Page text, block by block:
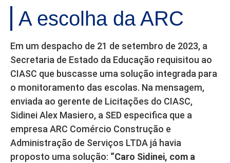
A escolha da ARC
Em um despacho de 21 de setembro de 2023, a
Secretaria de Estado da Educação requisitou ao
CIASC que buscasse uma solução integrada para
o monitoramento das escolas. Na mensagem,
enviada ao gerente de Licitações do CIASC,
Sidinei Alex Masiero, a SED especifica que a
empresa ARC Comércio Construção e
Administração de Serviços LTDA já havia
proposto uma solução: “Caro Sidinei, com a